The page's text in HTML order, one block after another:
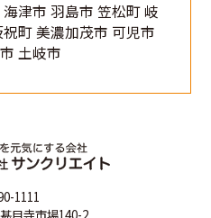
津市 羽島市 笠松町 岐
町 美濃加茂市 可児市
土岐市
1111